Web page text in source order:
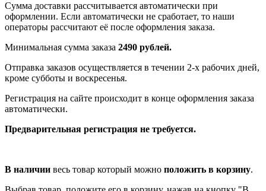
Сумма доставки рассчитывается автоматически при
оформлении. Если автоматически не сработает, то наши
операторы рассчитают её после оформления заказа.
Минимальная сумма заказа 2490 рублей.
Отправка заказов осуществляется в течении 2-х рабочих дней,
кроме субботы и воскресенья.
Регистрация на сайте происходит в конце оформления заказа
автоматически.
Предварительная регистрация не требуется.
В наличии весь товар который можно положить в корзину.